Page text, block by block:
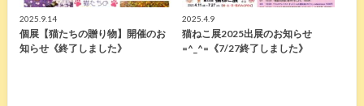
2025.9.14
個展【猫たちの贈り物】開催のお
知らせ《終了しました》
2025.4.9
猫ねこ展2025出展のお知らせ
=^_^=《7/27終了しました》